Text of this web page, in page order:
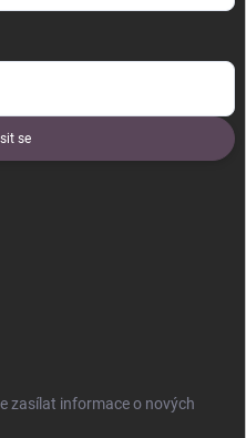
se
zasílat informace o nových